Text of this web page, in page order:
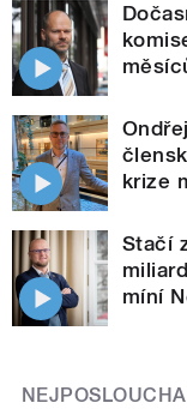
krize
Stačí
míní